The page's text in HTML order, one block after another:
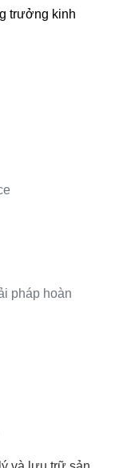
trưởng kinh
pháp hoàn